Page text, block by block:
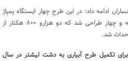
ادامه داد: در این طرح چهار ایستگاه پمپاژ
برای واحدهای عمرانی یک، دو، سه و چهار طراحی شد که دو هزارو ۸۰۰ هکتار از
شد.
اعتبار برای تکمیل طرح آبیاری به دشت لیشتر در سال